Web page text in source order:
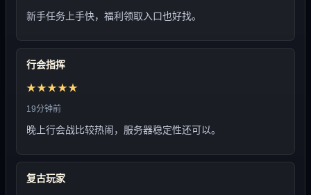
新手任务上手快，福利领取入口也好找。
行会指挥
★★★★★
19分钟前
晚上行会战比较热闹，服务器稳定性还可以。
复古玩家